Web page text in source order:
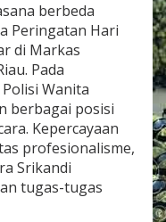
berbeda
Peringatan Hari
di Markas
Pada
Wanita
berbagai posisi
Kepercayaan
profesionalisme,
Srikandi
tugas-tugas